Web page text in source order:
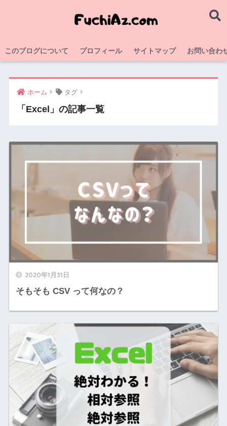
このブログについて プロフィール サイトマップ お問い合わ
ホーム タグ
「Excel」の記事一覧
2020年1月31日
そもそも CSV って何なの？